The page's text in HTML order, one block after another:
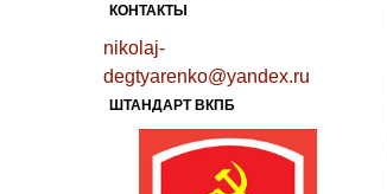
КОНТАКТЫ
nikolaj-
degtyarenko@yandex.ru
ШТАНДАРТ ВКПБ